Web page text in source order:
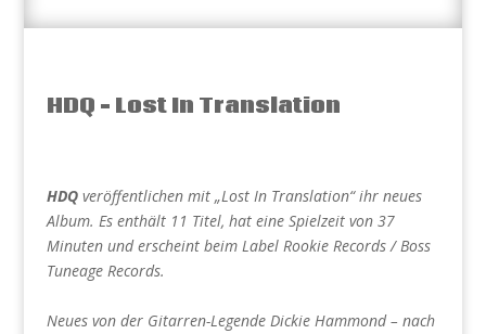
HDQ – Lost In Translation
HDQveröffentlichen mit „Lost In Translation“ ihr neues
Album. Es enthält 11 Titel, hat eine Spielzeit von 37
Minuten und erscheint beim Label Rookie Records / Boss
Tuneage Records.
Neues von der Gitarren-Legende Dickie Hammond – nach